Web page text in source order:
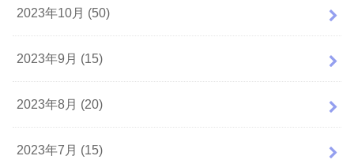
2023年10月 (50)
2023年9月 (15)
2023年8月 (20)
2023年7月 (15)